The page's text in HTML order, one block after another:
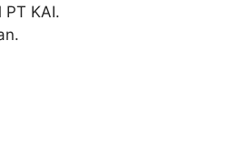
KAI.